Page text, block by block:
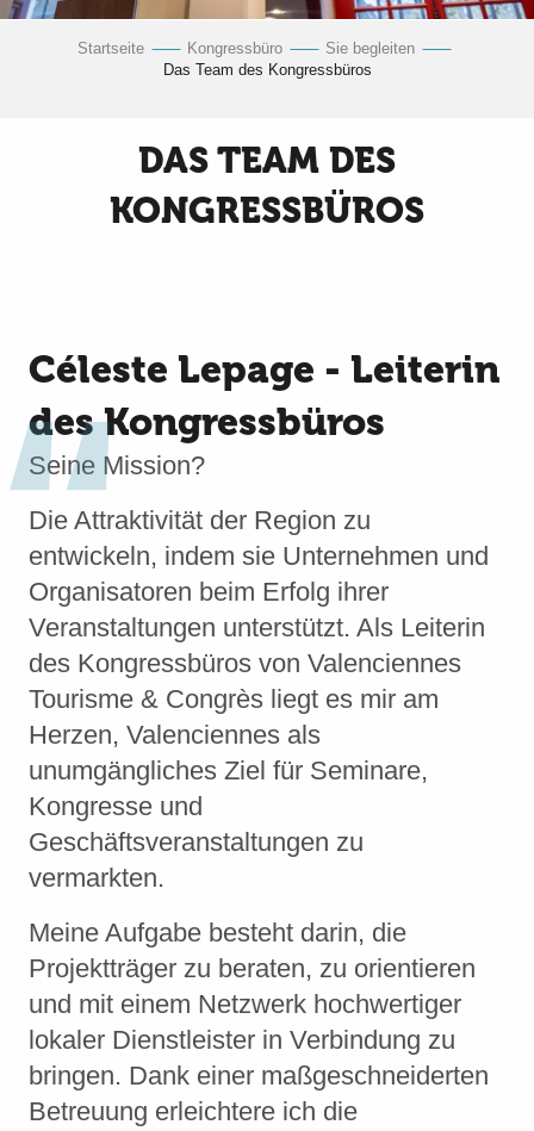
Startseite Kongressbüro
Sie begleiten
Das Team des Kongressbüros
DAS TEAM DES
KONGRESSBÜROS
Céleste Lepage - Leiterin
des Kongressbüros
Seine Mission?
Die Attraktivität der Region zu
entwickeln, indem sie Unternehmen und
Organisatoren beim Erfolg ihrer
Veranstaltungen unterstützt. Als Leiterin
des Kongressbüros von Valenciennes
Tourisme & Congrès liegt es mir am
Herzen, Valenciennes als
unumgängliches Ziel für Seminare,
Kongresse und
Geschäftsveranstaltungen zu
vermarkten.
Meine Aufgabe besteht darin, die
Projektträger zu beraten, zu orientieren
und mit einem Netzwerk hochwertiger
lokaler Dienstleister in Verbindung zu
bringen. Dank einer maßgeschneiderten
Betreuung erleichtere ich die